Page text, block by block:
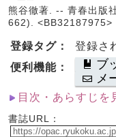
熊谷徹著. -- 青春出版
662). <BB32187975>
登録タグ：
登録さ
便利機能：
ブ
メ
目次・あらすじを
書誌URL：